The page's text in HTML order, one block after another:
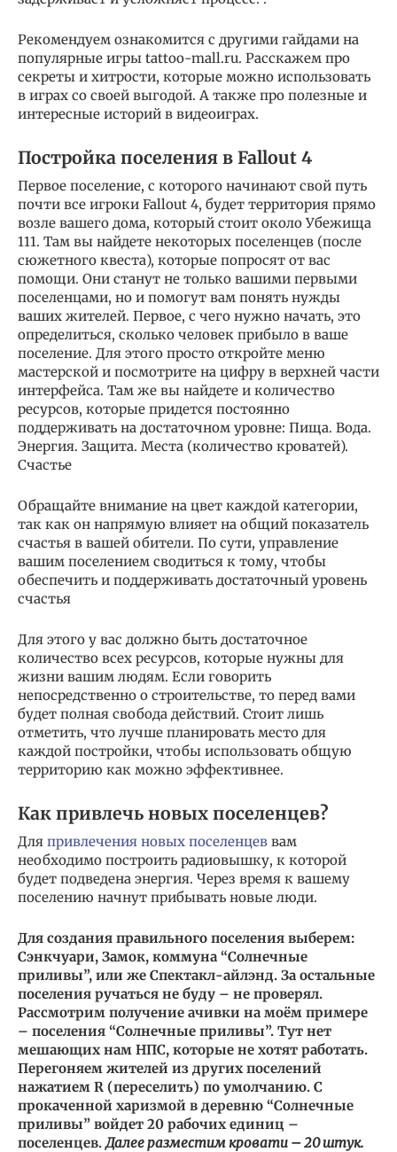
Рекомендуем ознакомится с другими гайдами на
популярные игры tattoo-mall.ru. Расскажем про
секреты и хитрости, которые можно использовать
в играх со своей выгодой. А также про полезные и
интересные историй в видеоиграх.
Постройка поселения в Fallout 4
Первое поселение, с которого начинают свой путь
почти все игроки Fallout 4, будет территория прямо
возле вашего дома, который стоит около Убежища
111. Там вы найдете некоторых поселенцев (после
сюжетного квеста), которые попросят от вас
помощи. Они станут не только вашими первыми
поселенцами, но и помогут вам понять нужды
ваших жителей. Первое, с чего нужно начать, это
определиться, сколько человек прибыло в ваше
поселение. Для этого просто откройте меню
мастерской и посмотрите на цифру в верхней части
интерфейса. Там же вы найдете и количество
ресурсов, которые придется постоянно
поддерживать на достаточном уровне: Пища. Вода.
Энергия. Защита. Места (количество кроватей).
Счастье
Обращайте внимание на цвет каждой категории,
так как он напрямую влияет на общий показатель
счастья в вашей обители. По сути, управление
вашим поселением сводиться к тому, чтобы
обеспечить и поддерживать достаточный уровень
счастья
Для этого у вас должно быть достаточное
количество всех ресурсов, которые нужны для
жизни вашим людям. Если говорить
непосредственно о строительстве, то перед вами
будет полная свобода действий. Стоит лишь
отметить, что лучше планировать место для
каждой постройки, чтобы использовать общую
территорию как можно эффективнее.
Как привлечь новых поселенцев?
Для привлечения новых поселенцев вам
необходимо построить радиовышку, к которой
будет подведена энергия. Через время к вашему
поселению начнут прибывать новые люди.
Для создания правильного поселения выберем:
Сэнкчуари, Замок, коммуна “Солнечные
приливы”, или же Спектакл-айлэнд. За остальные
поселения ручаться не буду – не проверял.
Рассмотрим получение ачивки на моём примере
– поселения “Солнечные приливы”. Тут нет
мешающих нам НПС, которые не хотят работать.
Перегоняем жителей из других поселений
нажатием R (переселить) по умолчанию. С
прокаченной харизмой в деревню “Солнечные
приливы” войдет 20 рабочих единиц –
поселенцев. Далее разместим кровати – 20 штук.